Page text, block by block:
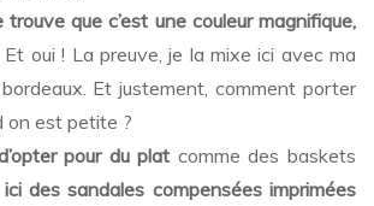
trouve que c’est une couleur magnifique,
Et oui ! La preuve, je la mixe ici avec ma
Et justement, comment porter
on est petite ?
pour du plat comme des baskets
des sandales compensées imprimées